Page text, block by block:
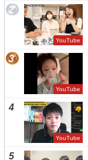
2
YouTube
3
YouTube
4
YouTube
5